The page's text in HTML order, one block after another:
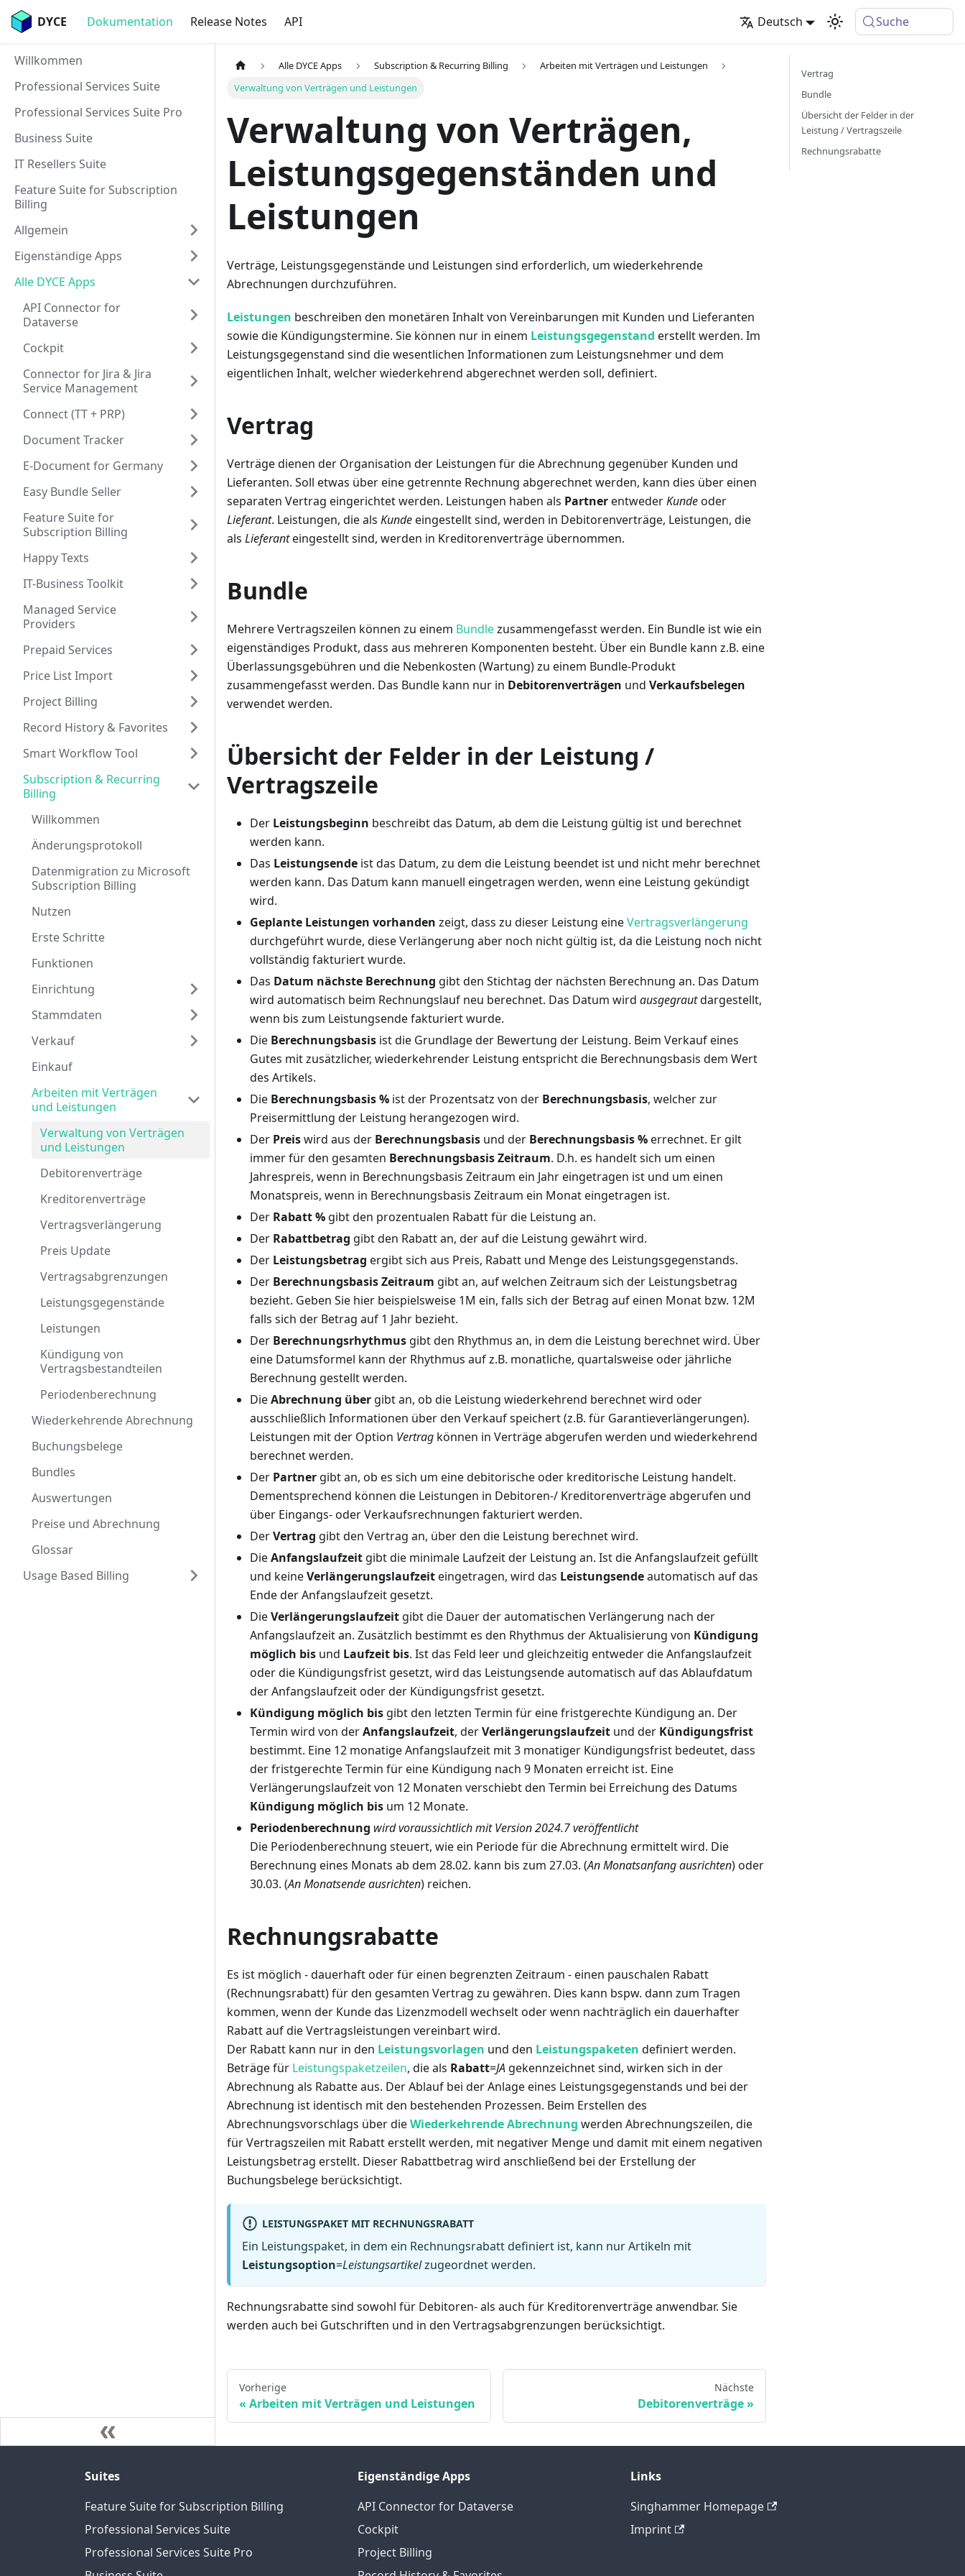
DYCE Dokumentation Release Notes API Deutsch Suche
Willkommen
Professional Services Suite
Professional Services Suite Pro
Business Suite
IT Resellers Suite
Feature Suite for Subscription
Billing
Allgemein
Eigenständige Apps
Alle DYCE Apps
API Connector for
Dataverse
Cockpit
Connector for Jira & Jira
Service Management
Connect (TT + PRP)
Document Tracker
E-Document for Germany
Easy Bundle Seller
Feature Suite for
Subscription Billing
Happy Texts
IT-Business Toolkit
Managed Service
Providers
Prepaid Services
Price List Import
Project Billing
Record History & Favorites
Smart Workflow Tool
Subscription & Recurring
Billing
Willkommen
Änderungsprotokoll
Datenmigration zu Microsoft
Subscription Billing
Nutzen
Erste Schritte
Funktionen
Einrichtung
Stammdaten
Verkauf
Einkauf
Arbeiten mit Verträgen
und Leistungen
Verwaltung von Verträgen
und Leistungen
Debitorenverträge
Kreditorenverträge
Vertragsverlängerung
Preis Update
Vertragsabgrenzungen
Leistungsgegenstände
Leistungen
Kündigung von
Vertragsbestandteilen
Periodenberechnung
Wiederkehrende Abrechnung
Buchungsbelege
Bundles
Auswertungen
Preise und Abrechnung
Glossar
Usage Based Billing
Alle DYCE Apps Subscription & Recurring Billing
Arbeiten mit Verträgen und Leistungen
Verwaltung von Verträgen und Leistungen
Verwaltung von Verträgen,
Leistungsgegenständen und
Leistungen
Verträge, Leistungsgegenstände und Leistungen sind erforderlich, um wiederkehrende
Abrechnungen durchzuführen.
Leistungen beschreiben den monetären Inhalt von Vereinbarungen mit Kunden und Lieferanten
sowie die Kündigungstermine. Sie können nur in einem Leistungsgegenstand erstellt werden. Im
Leistungsgegenstand sind die wesentlichen Informationen zum Leistungsnehmer und dem
eigentlichen Inhalt, welcher wiederkehrend abgerechnet werden soll, definiert.
Vertrag
Verträge dienen der Organisation der Leistungen für die Abrechnung gegenüber Kunden und
Lieferanten. Soll etwas über eine getrennte Rechnung abgerechnet werden, kann dies über einen
separaten Vertrag eingerichtet werden. Leistungen haben als PartnerentwederKundeoder
Lieferant. Leistungen, die als Kundeeingestellt sind, werden in Debitorenverträge, Leistungen, die
als Lieferanteingestellt sind, werden in Kreditorenverträge übernommen.
Bundle
Mehrere Vertragszeilen können zu einem Bundlezusammengefasst werden. Ein Bundle ist wie ein
eigenständiges Produkt, dass aus mehreren Komponenten besteht. Über ein Bundle kann z.B. eine
Überlassungsgebühren und die Nebenkosten (Wartung) zu einem Bundle-Produkt
zusammengefasst werden. Das Bundle kann nur in Debitorenverträgen und Verkaufsbelegen
verwendet werden.
Übersicht der Felder in der Leistung /
Vertragszeile
Der Leistungsbeginn beschreibt das Datum, ab dem die Leistung gültig ist und berechnet
werden kann.
Das Leistungsende ist das Datum, zu dem die Leistung beendet ist und nicht mehr berechnet
werden kann. Das Datum kann manuell eingetragen werden, wenn eine Leistung gekündigt
wird.
Geplante Leistungen vorhanden zeigt, dass zu dieser Leistung eineVertragsverlängerung
durchgeführt wurde, diese Verlängerung aber noch nicht gültig ist, da die Leistung noch nicht
vollständig fakturiert wurde.
Das Datum nächste Berechnung gibt den Stichtag der nächsten Berechnung an. Das Datum
wird automatisch beim Rechnungslauf neu berechnet. Das Datum wird ausgegrautdargestellt,
wenn bis zum Leistungsende fakturiert wurde.
Die Berechnungsbasis ist die Grundlage der Bewertung der Leistung. Beim Verkauf eines
Gutes mit zusätzlicher, wiederkehrender Leistung entspricht die Berechnungsbasis dem Wert
des Artikels.
Die Berechnungsbasis % ist der Prozentsatz von der Berechnungsbasis, welcher zur
Preisermittlung der Leistung herangezogen wird.
Der Preiswird aus der Berechnungsbasis und der Berechnungsbasis %errechnet. Er gilt
immer für den gesamten Berechnungsbasis Zeitraum. D.h. es handelt sich um einen
Jahrespreis, wenn in Berechnungsbasis Zeitraum ein Jahr eingetragen ist und um einen
Monatspreis, wenn in Berechnungsbasis Zeitraum ein Monat eingetragen ist.
Der Rabatt % gibt den prozentualen Rabatt für die Leistung an.
Der Rabattbetrag gibt den Rabatt an, der auf die Leistung gewährt wird.
Der Leistungsbetrag ergibt sich aus Preis, Rabatt und Menge des Leistungsgegenstands.
Der Berechnungsbasis Zeitraum gibt an, auf welchen Zeitraum sich der Leistungsbetrag
bezieht. Geben Sie hier beispielsweise 1M ein, falls sich der Betrag auf einen Monat bzw. 12M
falls sich der Betrag auf 1 Jahr bezieht.
Der Berechnungsrhythmus gibt den Rhythmus an, in dem die Leistung berechnet wird. Über
eine Datumsformel kann der Rhythmus auf z.B. monatliche, quartalsweise oder jährliche
Berechnung gestellt werden.
DieAbrechnung über gibt an, ob die Leistung wiederkehrend berechnet wird oder
ausschließlich Informationen über den Verkauf speichert (z.B. für Garantieverlängerungen).
Leistungen mit der Option Vertrag können in Verträge abgerufen werden und wiederkehrend
berechnet werden.
Der Partner gibt an, ob es sich um eine debitorische oder kreditorische Leistung handelt.
Dementsprechend können die Leistungen in Debitoren-/ Kreditorenverträge abgerufen und
über Eingangs- oder Verkaufsrechnungen fakturiert werden.
DerVertrag gibt den Vertrag an, über den die Leistung berechnet wird.
DieAnfangslaufzeit gibt die minimale Laufzeit der Leistung an. Ist die Anfangslaufzeit gefüllt
und keineVerlängerungslaufzeiteingetragen, wird das Leistungsendeautomatisch auf das
Ende der Anfangslaufzeit gesetzt.
DieVerlängerungslaufzeit gibt die Dauer der automatischen Verlängerung nach der
Anfangslaufzeit an. Zusätzlich bestimmt es den Rhythmus der Aktualisierung von Kündigung
möglich bis und Laufzeit bis. Ist das Feld leer und gleichzeitig entweder die Anfangslaufzeit
oder die Kündigungsfrist gesetzt, wird das Leistungsende automatisch auf das Ablaufdatum
der Anfangslaufzeit oder der Kündigungsfrist gesetzt.
Kündigung möglich bis gibt den letzten Termin für eine fristgerechte Kündigung an. Der
Termin wird von derAnfangslaufzeit, derVerlängerungslaufzeit und der Kündigungsfrist
bestimmt. Eine 12 monatige Anfangslaufzeit mit 3 monatiger Kündigungsfrist bedeutet, dass
der fristgerechte Termin für eine Kündigung nach 9 Monaten erreicht ist. Eine
Verlängerungslaufzeit von 12 Monaten verschiebt den Termin bei Erreichung des Datums
Kündigung möglich bis um 12 Monate.
Periodenberechnung wird voraussichtlich mit Version 2024.7 veröffentlicht
Die Periodenberechnung steuert, wie ein Periode für die Abrechnung ermittelt wird. Die
Berechnung eines Monats ab dem 28.02. kann bis zum 27.03. (An Monatsanfang ausrichten) oder
30.03. (An Monatsende ausrichten) reichen.
Rechnungsrabatte
Es ist möglich - dauerhaft oder für einen begrenzten Zeitraum - einen pauschalen Rabatt
(Rechnungsrabatt) für den gesamten Vertrag zu gewähren. Dies kann bspw. dann zum Tragen
kommen, wenn der Kunde das Lizenzmodell wechselt oder wenn nachträglich ein dauerhafter
Rabatt auf die Vertragsleistungen vereinbart wird.
Der Rabatt kann nur in den Leistungsvorlagen und den Leistungspaketen definiert werden.
Beträge für Leistungspaketzeilen, die als Rabatt=JA gekennzeichnet sind, wirken sich in der
Abrechnung als Rabatte aus. Der Ablauf bei der Anlage eines Leistungsgegenstands und bei der
Abrechnung ist identisch mit den bestehenden Prozessen. Beim Erstellen des
Abrechnungsvorschlags über dieWiederkehrende Abrechnung werden Abrechnungszeilen, die
für Vertragszeilen mit Rabatt erstellt werden, mit negativer Menge und damit mit einem negativen
Leistungsbetrag erstellt. Dieser Rabattbetrag wird anschließend bei der Erstellung der
Buchungsbelege berücksichtigt.
LEISTUNGSPAKET MIT RECHNUNGSRABATT
Ein Leistungspaket, in dem ein Rechnungsrabatt definiert ist, kann nur Artikeln mit
Leistungsoption=Leistungsartikelzugeordnet werden.
Rechnungsrabatte sind sowohl für Debitoren- als auch für Kreditorenverträge anwendbar. Sie
werden auch bei Gutschriften und in den Vertragsabgrenzungen berücksichtigt.
Vorherige
Arbeiten mit Verträgen und Leistungen
Nächste
Debitorenverträge
Vertrag
Bundle
Übersicht der Felder in der
Leistung / Vertragszeile
Rechnungsrabatte
Suites
Feature Suite for Subscription Billing
Professional Services Suite
Professional Services Suite Pro
Eigenständige Apps
API Connector for Dataverse
Cockpit
Project Billing
Links
Singhammer Homepage
Imprint